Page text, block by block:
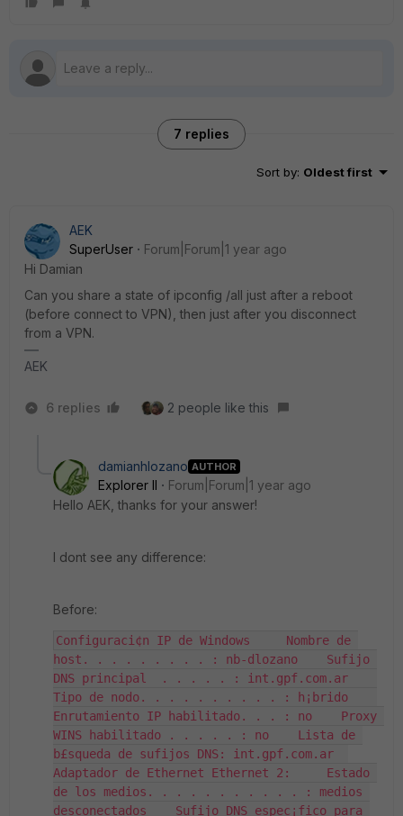
7 replies
Sort by: Oldest first
AEK
SuperUser
Forum|Forum|1 year ago
Hi Damian
Can you share a state of ipconfig /all just after a reboot
(before connect to VPN), then just after you disconnect
from a VPN.
AEK
6 replies 2 people like this
damianhlozano AUTHOR
Explorer II
Forum|Forum|1 year ago
Hello AEK, thanks for your answer!
I dont see any difference:
Before:
Configuraci¢n IP de Windows     Nombre de
host. . . . . . . . . : nb-dlozano    Sufijo
DNS principal  . . . . . : int.gpf.com.ar
Tipo de nodo. . . . . . . . . . : h¡brido
Enrutamiento IP habilitado. . . : no    Proxy
WINS habilitado . . . . . : no    Lista de
b£squeda de sufijos DNS: int.gpf.com.ar
Adaptador de Ethernet Ethernet 2:     Estado
de los medios. . . . . . . . . . . : medios
desconectados    Sufijo DNS espec¡fico para